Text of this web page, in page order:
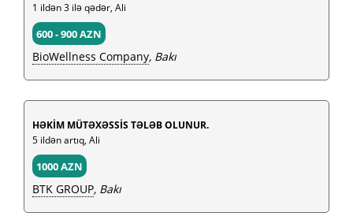
1 ildən 3 ilə qədər, Ali
600 - 900 AZN
BioWellness Company, Bakı
HƏKİM MÜTƏXƏSSİS TƏLƏB OLUNUR.
5 ildən artıq, Ali
1000 AZN
BTK GROUP, Bakı